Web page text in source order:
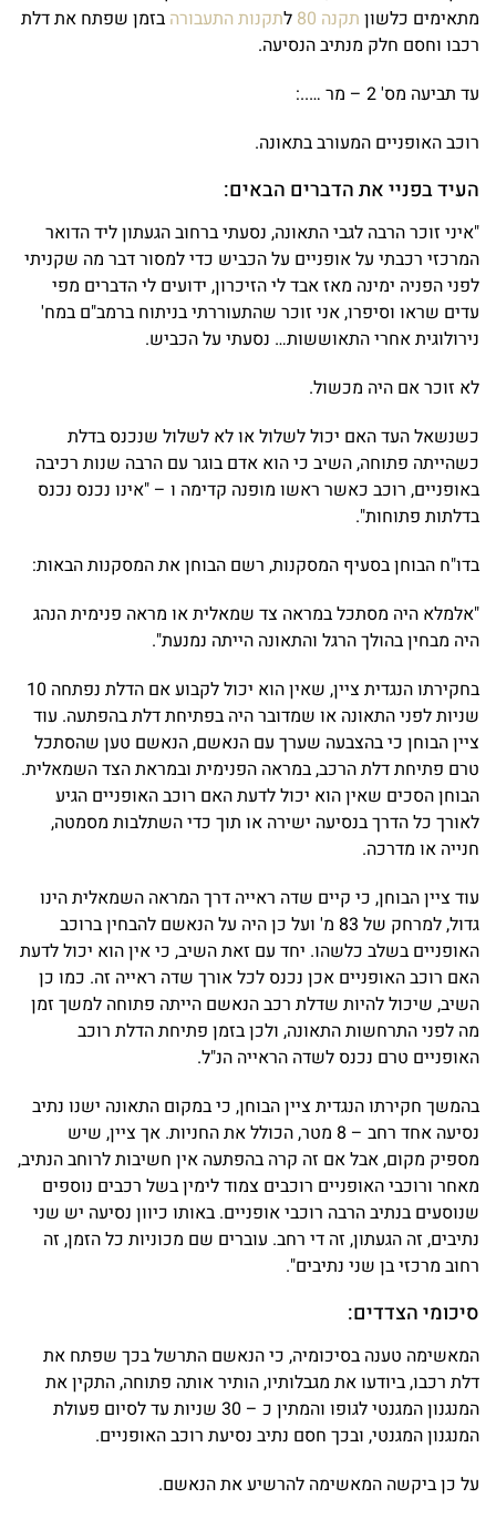
מתאימים כלשון תקנה 80 לתקנות התעבורה בזמן שפתח את דלת
רכבו וחסם חלק מנתיב הנסיעה.
עד תביעה מס' 2 – מר …..:
רוכב האופניים המעורב בתאונה.
העיד בפניי את הדברים הבאים:
"איני זוכר הרבה לגבי התאונה, נסעתי ברחוב הגעתון ליד הדואר
המרכזי רכבתי על אופניים על הכביש כדי למסור דבר מה שקניתי
לפני הפניה ימינה מאז אבד לי הזיכרון, ידועים לי הדברים מפי
עדים שראו וסיפרו, אני זוכר שהתעוררתי בניתוח ברמב"ם במח'
נירולוגית אחרי התאוששות… נסעתי על הכביש.
לא זוכר אם היה מכשול.
כשנשאל העד האם יכול לשלול או לא לשלול שנכנס בדלת
כשהייתה פתוחה, השיב כי הוא אדם בוגר עם הרבה שנות רכיבה
באופניים, רוכב כאשר ראשו מופנה קדימה ו – "אינו נכנס נכנס
בדלתות פתוחות".
בדו"ח הבוחן בסעיף המסקנות, רשם הבוחן את המסקנות הבאות:
"אלמלא היה מסתכל במראה צד שמאלית או מראה פנימית הנהג
היה מבחין בהולך הרגל והתאונה הייתה נמנעת".
בחקירתו הנגדית ציין, שאין הוא יכול לקבוע אם הדלת נפתחה 10
שניות לפני התאונה או שמדובר היה בפתיחת דלת בהפתעה. עוד
ציין הבוחן כי בהצבעה שערך עם הנאשם, הנאשם טען שהסתכל
טרם פתיחת דלת הרכב, במראה הפנימית ובמראת הצד השמאלית.
הבוחן הסכים שאין הוא יכול לדעת האם רוכב האופניים הגיע
לאורך כל הדרך בנסיעה ישירה או תוך כדי השתלבות מסמטה,
חנייה או מדרכה.
עוד ציין הבוחן, כי קיים שדה ראייה דרך המראה השמאלית הינו
גדול, למרחק של 83 מ' ועל כן היה על הנאשם להבחין ברוכב
האופניים בשלב כלשהו. יחד עם זאת השיב, כי אין הוא יכול לדעת
האם רוכב האופניים אכן נכנס לכל אורך שדה ראייה זה. כמו כן
השיב, שיכול להיות שדלת רכב הנאשם הייתה פתוחה למשך זמן
מה לפני התרחשות התאונה, ולכן בזמן פתיחת הדלת רוכב
האופניים טרם נכנס לשדה הראייה הנ"ל.
בהמשך חקירתו הנגדית ציין הבוחן, כי במקום התאונה ישנו נתיב
נסיעה אחד רחב – 8 מטר, הכולל את החניות. אך ציין, שיש
מספיק מקום, אבל אם זה קרה בהפתעה אין חשיבות לרוחב הנתיב,
מאחר ורוכבי האופניים רוכבים צמוד לימין בשל רכבים נוספים
שנוסעים בנתיב הרבה רוכבי אופניים. באותו כיוון נסיעה יש שני
נתיבים, זה הגעתון, זה די רחב. עוברים שם מכוניות כל הזמן, זה
רחוב מרכזי בן שני נתיבים".
סיכומי הצדדים:
המאשימה טענה בסיכומיה, כי הנאשם התרשל בכך שפתח את
דלת רכבו, ביודעו את מגבלותיו, הותיר אותה פתוחה, התקין את
המנגנון המגנטי לגופו והמתין כ – 30 שניות עד לסיום פעולת
המנגנון המגנטי, ובכך חסם נתיב נסיעת רוכב האופניים.
על כן ביקשה המאשימה להרשיע את הנאשם.